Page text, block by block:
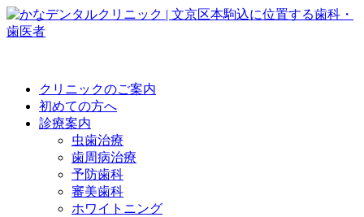
クリニックのご案内
初めての方へ
診療案内
虫歯治療
歯周病治療
予防歯科
審美歯科
ホワイトニング